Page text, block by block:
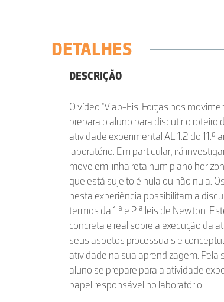
DETALHES
DESCRIÇÃO
O vídeo "Vlab-Fis: Forças nos
prepara o aluno para discutir o roteiro
atividade experimental AL 1.2 do 11.º
laboratório. Em particular, irá
move em linha reta num plano
que está sujeito é nula ou não nula.
nesta experiência possibilitam a
termos da 1.ª e 2.ª leis de Newton.
concreta e real sobre a execução da
seus aspetos processuais e
atividade na sua aprendizagem.
aluno se prepare para a atividade
papel responsável no laboratório.